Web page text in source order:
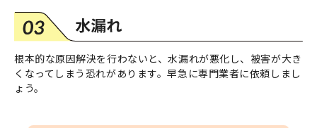
根本的な原因解決を行わないと、水漏れが悪化し、被害が大き
くなってしまう恐れがあります。早急に専門業者に依頼しまし
ょう。